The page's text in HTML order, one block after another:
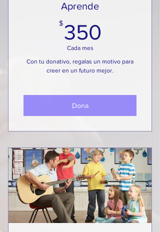
Aprende
$ 350
Cada mes
Con tu donativo, regalas un motivo para
creer en un futuro mejor.
Dona